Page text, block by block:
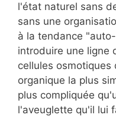
l'état naturel sans
sans une
à la tendance
introduire une ligne
cellules osmotiques
organique la plus
plus compliquée
l'aveuglette qu'il lui